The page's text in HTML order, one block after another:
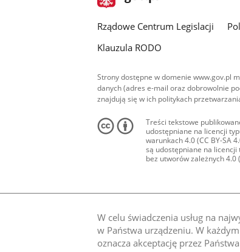
W celu świadczenia usług na
w Państwa urządzeniu. W
oznacza akceptację przez Państwa
Rządowe Centrum Legislacji
Klauzula RODO
Strony dostępne w domenie www.gov.pl
danych (adres e-mail oraz dobrowolnie
znajdują się w ich politykach
Treści tekstowe
udostępniane na licencji
warunkach 4.0 (CC BY-SA
są udostępniane na
bez utworów zależnych 4.0